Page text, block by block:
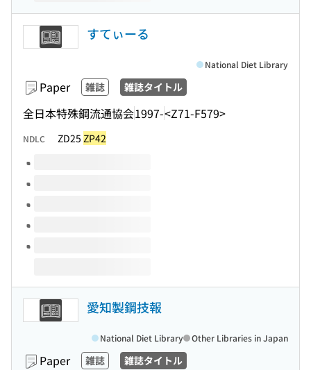
すてぃーる
Paper 雑誌 雑誌タイトル
全日本特殊鋼流通協会1997-<Z71-F579>
National Diet Library
NDLC ZD25 ZP42
Volumes of this title
愛知製鋼技報
Paper 雑誌 雑誌タイトル
National Diet Library Other Libraries in Japan